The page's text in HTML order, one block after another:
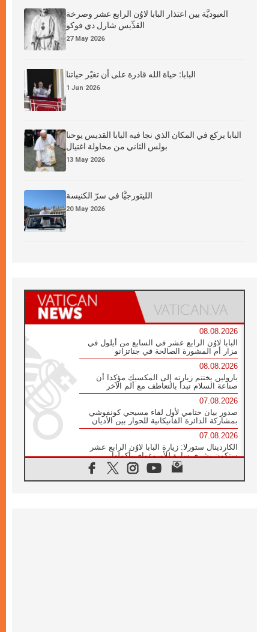
العبوديَّة بين اعتذار البابا لاوُن الرابع عشر وصرخة
القدِّيس شارل دي فوكو
27 May 2026
البابا: حياة الله قادرة على أن تغيّر حياتنا
1 Jun 2026
البابا يركع في المكان الذي نجا فيه البابا القديس يوحنا
بولس الثاني من محاولة اغتيال
13 May 2026
الليتورجيَّا في سرّ الكنيسة
20 May 2026
08.08.2026
البابا لاوُن الرابع عشر في السابع من أيلول في
مزار أم المشورة الصالحة في جناتزانو
08.08.2026
بارولين يختتم زيارته إلى المكسيك مؤكدا أن
صناعة السلام تبدأ بالتعاطف مع ألم الآخر
07.08.2026
صدور بيان ختامي لأول لقاء مسيحي كونفوشي
بمشاركة الدائرة الفاتيكانية للحوار بين الأديان
07.08.2026
الكاردينال ستورلا: زيارة البابا لاوُن الرابع عشر
ستكون بشرى سارة للأوروغواي بأكملها
الفاتيكان يعلن برنامج الزيارة الرسولية للبابا لاوُن